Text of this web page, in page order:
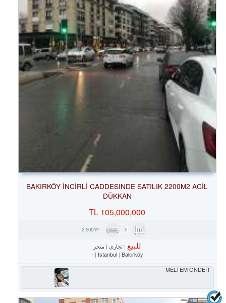
BAKIRKÖY İNCİRLİ CADDESINDE SATILIK 2200M2 ACİL
DÜKKAN
TL 105,000,000
5
للبيع تجاري
متجر
Istanbul Bakırköy
-
MELTEM ÖNDER